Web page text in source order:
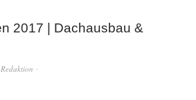
2017 | Dachausbau &
Redaktion